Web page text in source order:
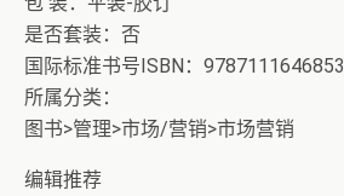
是否套装：否
国际标准书号ISBN：9787111646853
所属分类：
图书>管理>市场/营销>市场营销
编辑推荐